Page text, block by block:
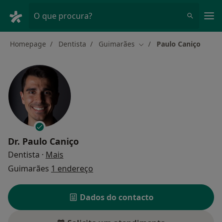
O que procura?
Homepage Dentista Guimarães Mudar de cidade
Paulo Caniço
Dr. Paulo Caniço
Dentista · Mais
Guimarães 1 endereço
Dados do contacto